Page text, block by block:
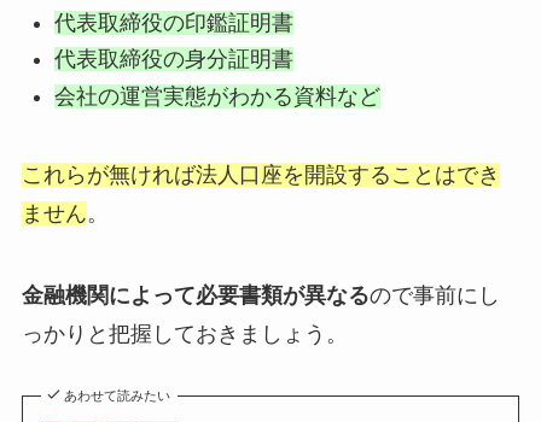
代表取締役の印鑑証明書
代表取締役の身分証明書
会社の運営実態がわかる資料など
これらが無ければ法人口座を開設することはでき
ません。
金融機関によって必要書類が異なるので事前にし
っかりと把握しておきましょう。
あわせて読みたい